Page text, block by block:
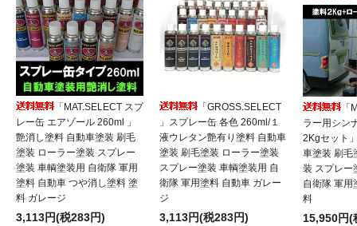
「MAT.SELECT スプ
レー缶 エアゾール 260ml 」
艶消し塗料 自動車塗装 刷毛
塗装 ローラー塗装 スプレー
塗装 車輌塗装用 自衛隊 軍用
塗料 自動車 つや消し塗料 塗
料 ガレージ
3,113円(税283円)
「GROSS.SELECT
」スプレー缶 各色 260ml/１
液ウレタン艶有り塗料 自動車
塗装 刷毛塗装 ローラー塗装
スプレー塗装 車輌塗装用 自
衛隊 軍用塗料 自動車 ガレー
ジ
3,113円(税283円)
ラー用シン
2Kgセット
車塗装 刷毛
装 スプレー
自衛隊 軍用
料
15,950円(